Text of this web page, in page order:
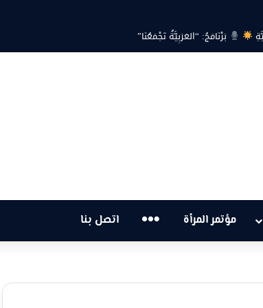
بَرْنَامَجُ: “العَرَبِيَّةُ تَجْمَعُنَا”
مؤتمر المرأة … اتصل بنا